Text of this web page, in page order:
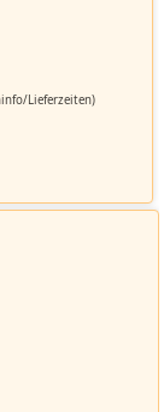
Lieferzeiten)